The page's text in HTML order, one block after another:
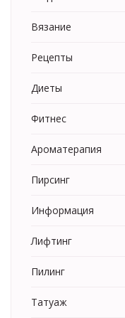
Вязание
Рецепты
Диеты
Фитнес
Ароматерапия
Пирсинг
Информация
Лифтинг
Пилинг
Татуаж